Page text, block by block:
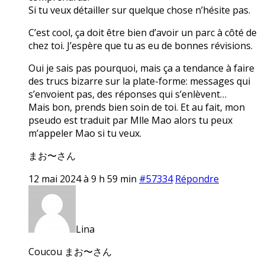
Si tu veux détailler sur quelque chose n’hésite pas.
C’est cool, ça doit être bien d’avoir un parc à côté de
chez toi. J’espère que tu as eu de bonnes révisions.
Oui je sais pas pourquoi, mais ça a tendance à faire
des trucs bizarre sur la plate-forme: messages qui
s’envoient pas, des réponses qui s’enlèvent…
Mais bon, prends bien soin de toi. Et au fait, mon
pseudo est traduit par Mlle Mao alors tu peux
m’appeler Mao si tu veux.
まお〜さん
12 mai 2024 à 9 h 59 min #57334 Répondre
Lina
Coucou まお〜さん